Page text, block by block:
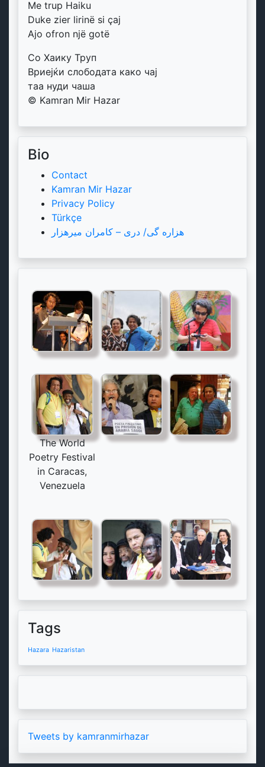
Me trup Haiku
Duke zier lirinë si çaj
Ajo ofron një gotë
Со Хаику Труп
Вриејќи слободата како чај
таа нуди чаша
© Kamran Mir Hazar
Bio
Contact
Kamran Mir Hazar
Privacy Policy
Türkçe
هزاره گی/ دری – کامران میرهزار
The World
Poetry Festival
in Caracas,
Venezuela
Tags
Hazara Hazaristan
Tweets by kamranmirhazar